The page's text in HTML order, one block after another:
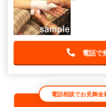
電話で
電話相談でお見舞